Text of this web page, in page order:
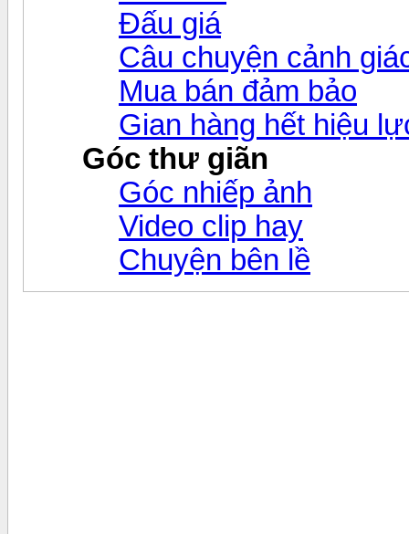
Đấu giá
Câu chuyện cảnh
Mua bán đảm bảo
Gian hàng hết hiệu
Góc thư giãn
Góc nhiếp ảnh
Video clip hay
Chuyện bên lề